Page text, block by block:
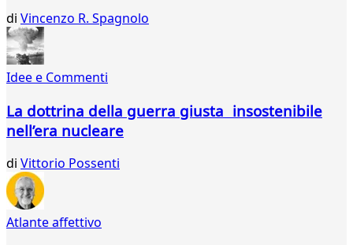
di Vincenzo R. Spagnolo
Idee e Commenti
La dottrina della guerra giusta insostenibile
nell’era nucleare
di Vittorio Possenti
Atlante affettivo